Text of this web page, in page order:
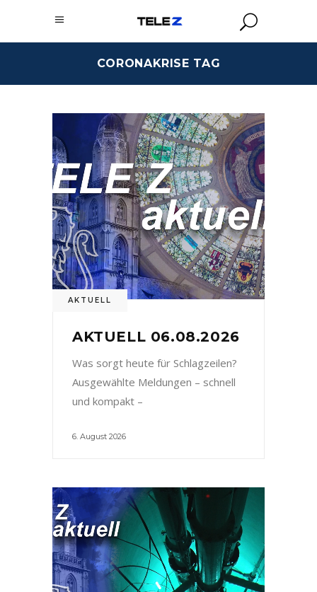
CORONAKRISE TAG
AKTUELL
AKTUELL 06.08.2026
Was sorgt heute für Schlagzeilen?
Ausgewählte Meldungen – schnell
und kompakt –
6. August 2026